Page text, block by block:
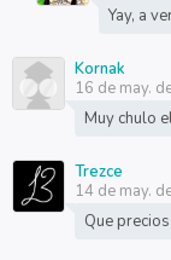
Yay, a
Kornak
16 de may.
Muy chulo
Trezce
14 de may.
Que